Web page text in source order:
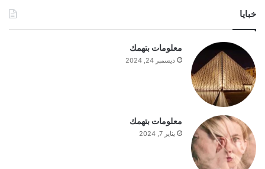
ي
ع
ب
ا
ل
ه
ي
م
خبايا
معلومات بتهمك
ديسمبر 24, 2024
معلومات بتهمك
يناير 7, 2024